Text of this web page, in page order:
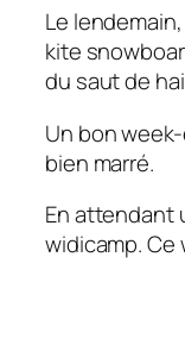
Le
kite
du saut de
Un bon
bien marré.
En attendant
widicamp. Ce